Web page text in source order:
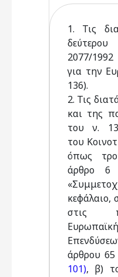
1. Τις
2077/
για την
136).
2. Τις
και της
του ν.
του
όπως
άρθρο 6
κεφάλαιο,
στις
άρθρου 65
101), β)